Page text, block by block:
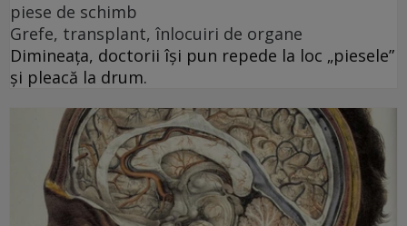
piese de schimb
Grefe, transplant, înlocuiri de organe
Dimineața, doctorii își pun repede la loc „piesele”
și pleacă la drum.